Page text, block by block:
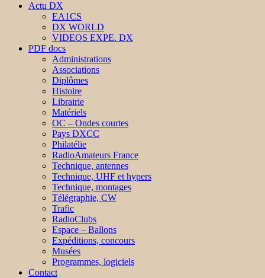
Actu DX
EA1CS
DX WORLD
VIDEOS EXPE. DX
PDF docs
Administrations
Associations
Diplômes
Histoire
Librairie
Matériels
OC – Ondes courtes
Pays DXCC
Philatélie
RadioAmateurs France
Technique, antennes
Technique, UHF et hypers
Technique, montages
Télégraphie, CW
Trafic
RadioClubs
Espace – Ballons
Expéditions, concours
Musées
Programmes, logiciels
Contact